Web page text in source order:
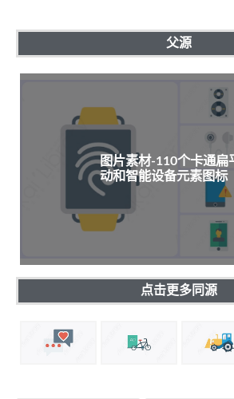
父源
图片素材-110个卡通扁
动和智能设备元素图标
点击更多同源